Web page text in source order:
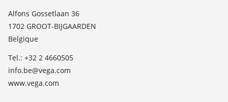
TeamViewer
Contact
News
Presse
Blog
Alfons Gossetlaan 36
1702 GROOT-BIJGAARDEN
Belgique
Tel.: +32 2 4660505
info.be@vega.com
www.vega.com